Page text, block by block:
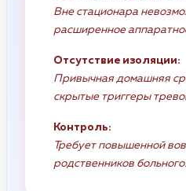
Вне стационара
расширенное
Отсутствие изоляции:
Привычная домашняя
скрытые триггеры
Контроль:
Требует повышенной
родственников больного.